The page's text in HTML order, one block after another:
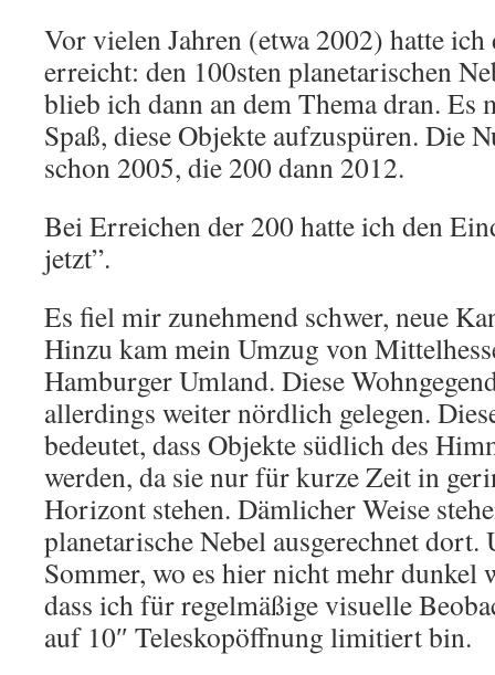
Vor vielen Jahren (etwa 2002) hatte
erreicht: den 100sten planetarischen
blieb ich dann an dem Thema dran. Es
Spaß, diese Objekte aufzuspüren. Die
schon 2005, die 200 dann 2012.
Bei Erreichen der 200 hatte ich den
jetzt”.
Es fiel mir zunehmend schwer, neue
Hinzu kam mein Umzug von
Hamburger Umland. Diese
allerdings weiter nördlich gelegen.
bedeutet, dass Objekte südlich des
werden, da sie nur für kurze Zeit in
Horizont stehen. Dämlicher Weise
planetarische Nebel ausgerechnet dort.
Sommer, wo es hier nicht mehr
dass ich für regelmäßige visuelle
auf 10″ Teleskopöffnung limitiert bin.